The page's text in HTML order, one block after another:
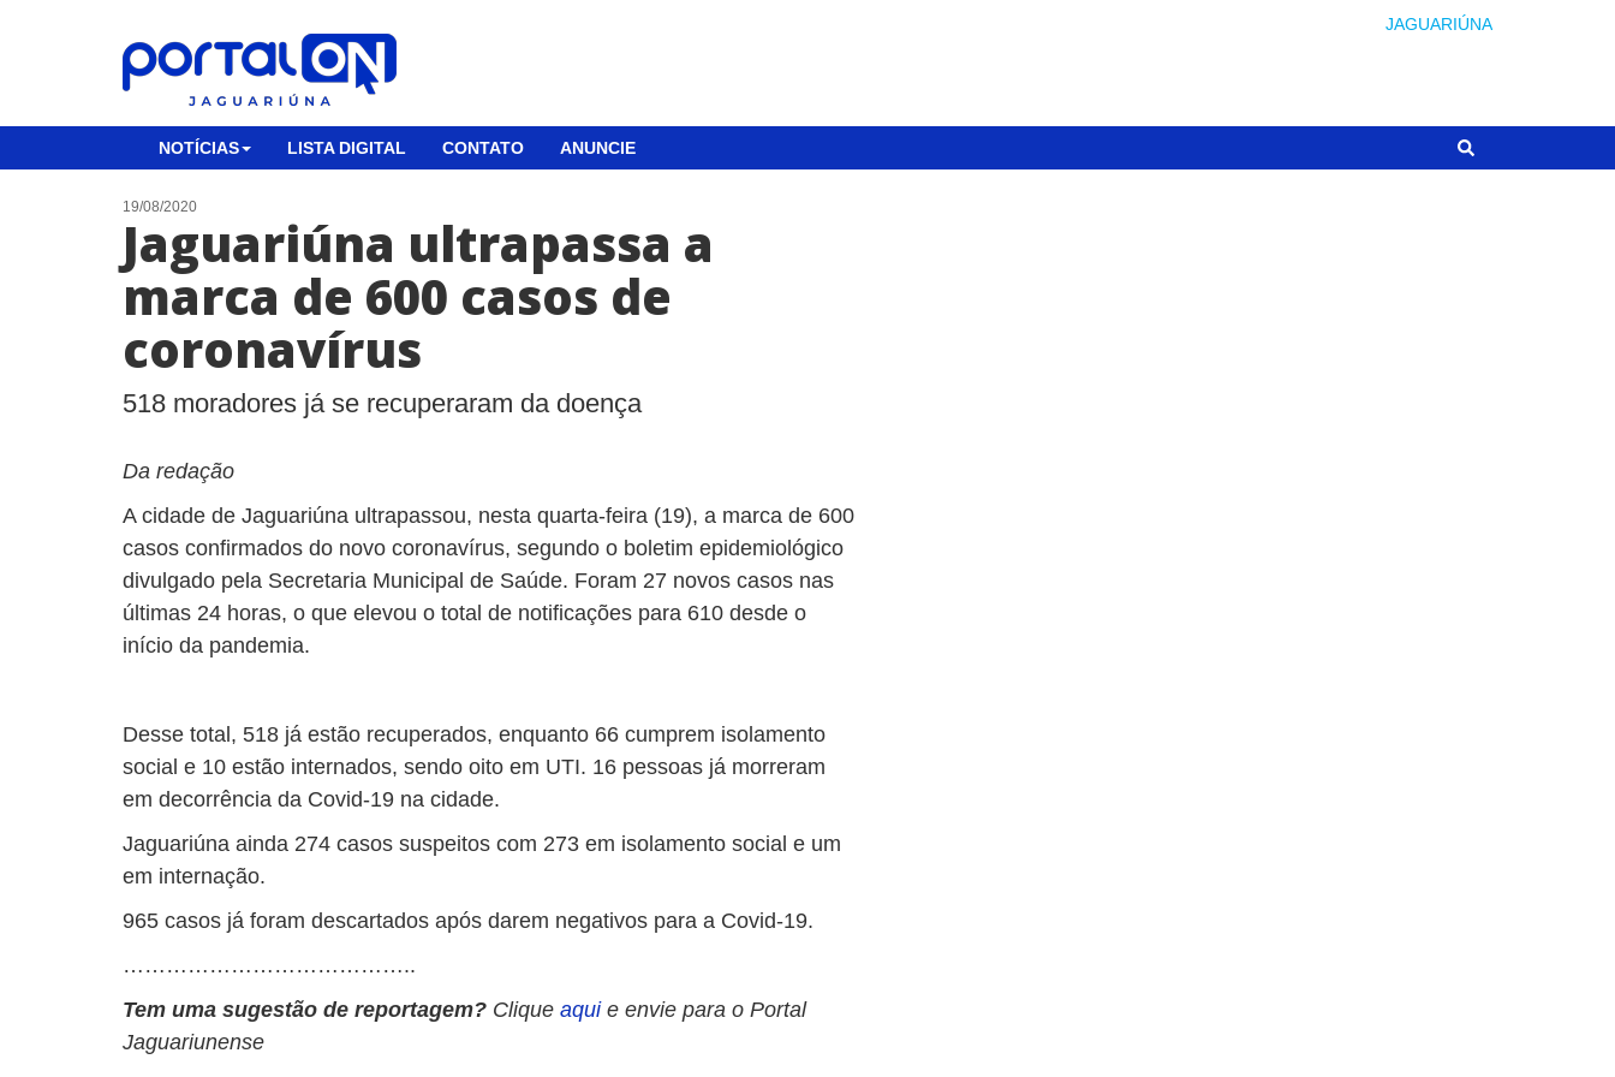
JAGUARIÚNA
NOTÍCIAS LISTA DIGITAL CONTATO ANUNCIE
19/08/2020
Jaguariúna ultrapassa a
marca de 600 casos de
coronavírus
518 moradores já se recuperaram da doença
Da redação
A cidade de Jaguariúna ultrapassou, nesta quarta-feira (19), a marca de 600
casos confirmados do novo coronavírus, segundo o boletim epidemiológico
divulgado pela Secretaria Municipal de Saúde. Foram 27 novos casos nas
últimas 24 horas, o que elevou o total de notificações para 610 desde o
início da pandemia.
Desse total, 518 já estão recuperados, enquanto 66 cumprem isolamento
social e 10 estão internados, sendo oito em UTI. 16 pessoas já morreram
em decorrência da Covid-19 na cidade.
Jaguariúna ainda 274 casos suspeitos com 273 em isolamento social e um
em internação.
965 casos já foram descartados após darem negativos para a Covid-19.
…………………………………..
Tem uma sugestão de reportagem? Clique aqui e envie para o Portal
Jaguariunense